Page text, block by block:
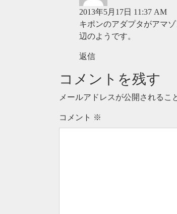
2013年5月17日 11:37 AM
キポンのアダプタがアマ
辺のようです。
返信
コメントを残す
メールアドレスが公開されるこ
コメント ※